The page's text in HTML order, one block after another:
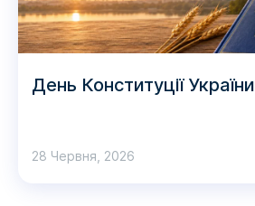
День Конституції України
28 Червня, 2026